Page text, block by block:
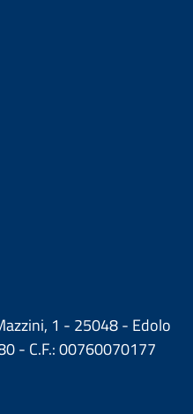
1 - 25048 - Edolo
- C.F.: 00760070177